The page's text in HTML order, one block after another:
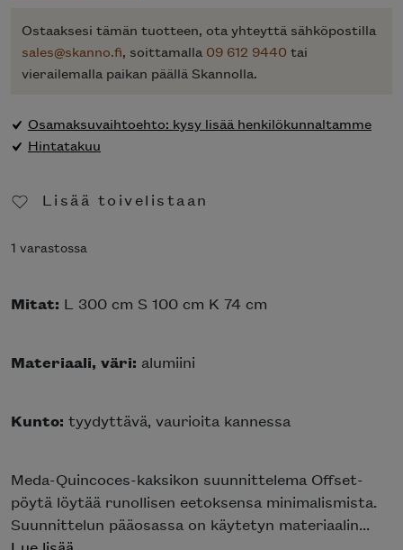
Ostaaksesi tämän tuotteen, ota yhteyttä sähköpostilla
sales@skanno.fi, soittamalla 09 612 9440 tai
vierailemalla paikan päällä Skannolla.
Osamaksuvaihtoehto: kysy lisää henkilökunnaltamme
Hintatakuu
Lisää toivelistaan
1 varastossa
Mitat: L 300 cm S 100 cm K 74 cm
Materiaali, väri: alumiini
Kunto: tyydyttävä, vaurioita kannessa
Meda-Quincoces-kaksikon suunnittelema Offset-
pöytä löytää runollisen eetoksensa minimalismista.
Suunnittelun pääosassa on käytetyn materiaalin...